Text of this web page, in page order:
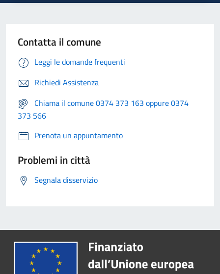
Contatta il comune
Leggi le domande frequenti
Richiedi Assistenza
Chiama il comune 0374 373 163 oppure 0374
373 566
Prenota un appuntamento
Problemi in città
Segnala disservizio